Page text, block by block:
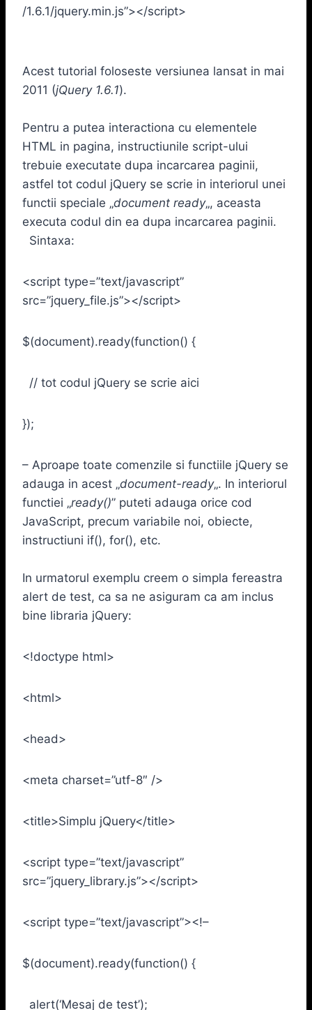
/1.6.1/jquery.min.js”></script>
Acest tutorial foloseste versiunea lansat in mai
2011 (jQuery 1.6.1).
Pentru a putea interactiona cu elementele
HTML in pagina, instructiunile script-ului
trebuie executate dupa incarcarea paginii,
astfel tot codul jQuery se scrie in interiorul unei
functii speciale „document ready„, aceasta
executa codul din ea dupa incarcarea paginii.
Sintaxa:
<script type=”text/javascript”
src=”jquery_file.js”></script>
$(document).ready(function() {
// tot codul jQuery se scrie aici
});
– Aproape toate comenzile si functiile jQuery se
adauga in acest „document-ready„. In interiorul
functiei „ready()” puteti adauga orice cod
JavaScript, precum variabile noi, obiecte,
instructiuni if(), for(), etc.
In urmatorul exemplu creem o simpla fereastra
alert de test, ca sa ne asiguram ca am inclus
bine libraria jQuery:
<!doctype html>
<html>
<head>
<meta charset=”utf-8″ />
<title>Simplu jQuery</title>
<script type=”text/javascript”
src=”jquery_library.js”></script>
<script type=”text/javascript”><!–
$(document).ready(function() {
alert(‘Mesaj de test’);